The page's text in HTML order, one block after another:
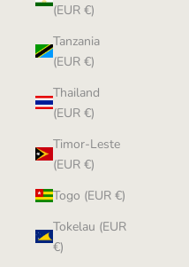
(EUR €)
Tanzania
(EUR €)
Thailand
(EUR €)
Timor-Leste
(EUR €)
Togo (EUR €)
Tokelau (EUR
€)